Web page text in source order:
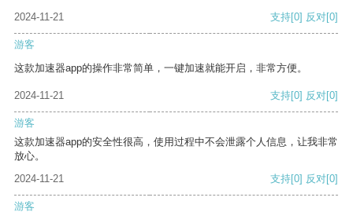
2024-11-21 支持[0] 反对[0]
游客
这款加速器app的操作非常简单，一键加速就能开启，非常方便。
2024-11-21 支持[0] 反对[0]
游客
这款加速器app的安全性很高，使用过程中不会泄露个人信息，让我非常
放心。
2024-11-21
支持[0] 反对[0]
游客